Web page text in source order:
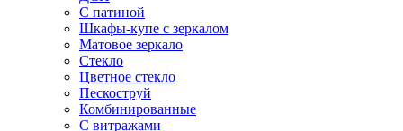
С патиной
Шкафы-купе с зеркалом
Матовое зеркало
Стекло
Цветное стекло
Пескоструй
Комбинированные
С витражами